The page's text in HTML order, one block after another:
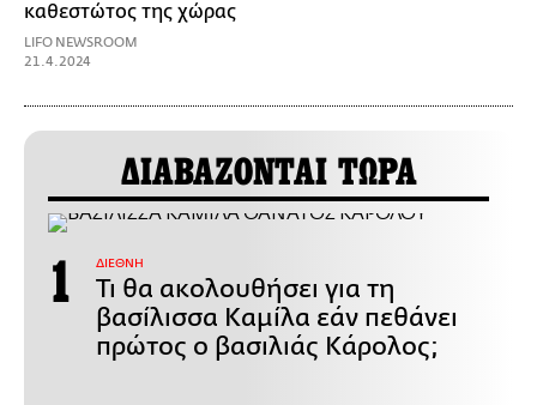
καθεστώτος της χώρας
LIFO NEWSROOM
21.4.2024
ΔΙΑΒΑΖΟΝΤΑΙ ΤΩΡΑ
ΔΙΕΘΝΗ
Τι θα ακολουθήσει για τη
βασίλισσα Καμίλα εάν πεθάνει
πρώτος ο βασιλιάς Κάρολος;